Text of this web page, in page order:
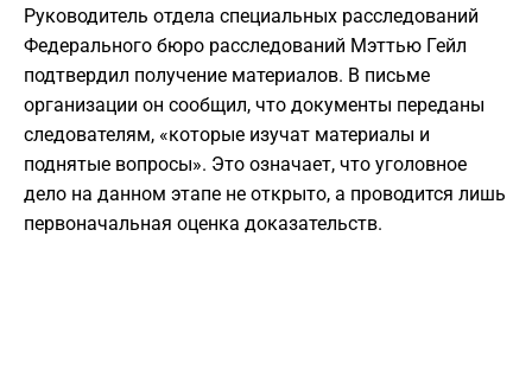
Руководитель отдела специальных расследований
Федерального бюро расследований Мэттью Гейл
подтвердил получение материалов. В письме
организации он сообщил, что документы переданы
следователям, «которые изучат материалы и
поднятые вопросы». Это означает, что уголовное
дело на данном этапе не открыто, а проводится лишь
первоначальная оценка доказательств.